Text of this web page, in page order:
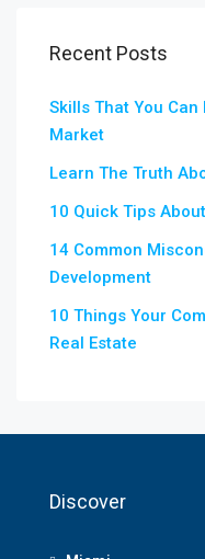
Recent Posts
Skills That You Can
Market
Learn The Truth
10 Quick Tips
14 Common
Development
10 Things Your
Real Estate
Discover